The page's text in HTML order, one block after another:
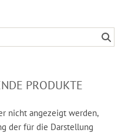
PRODUKTE
nicht angezeigt werden,
der für die Darstellung